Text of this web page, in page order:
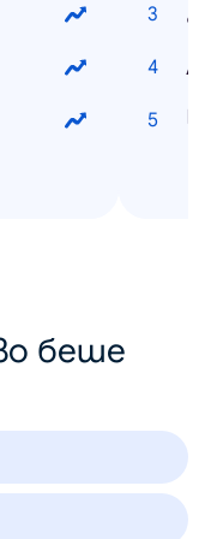
беше